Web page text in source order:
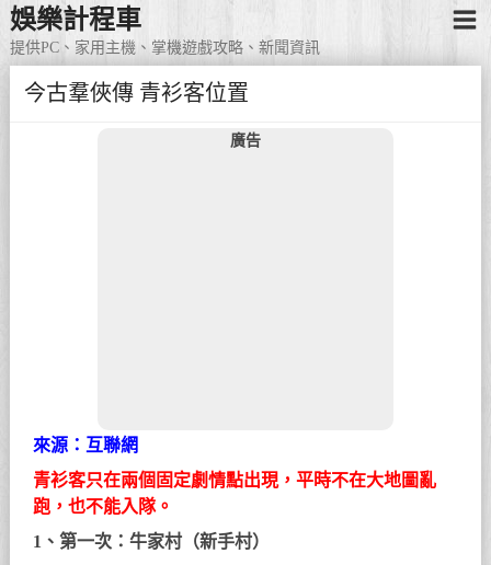
娛樂計程車
提供PC、家用主機、掌機遊戲攻略、新聞資訊
今古羣俠傳 青衫客位置
廣告
來源：互聯網
青衫客只在兩個固定劇情點出現，平時不在大地圖亂
跑，也不能入隊。
1、第一次：牛家村（新手村）